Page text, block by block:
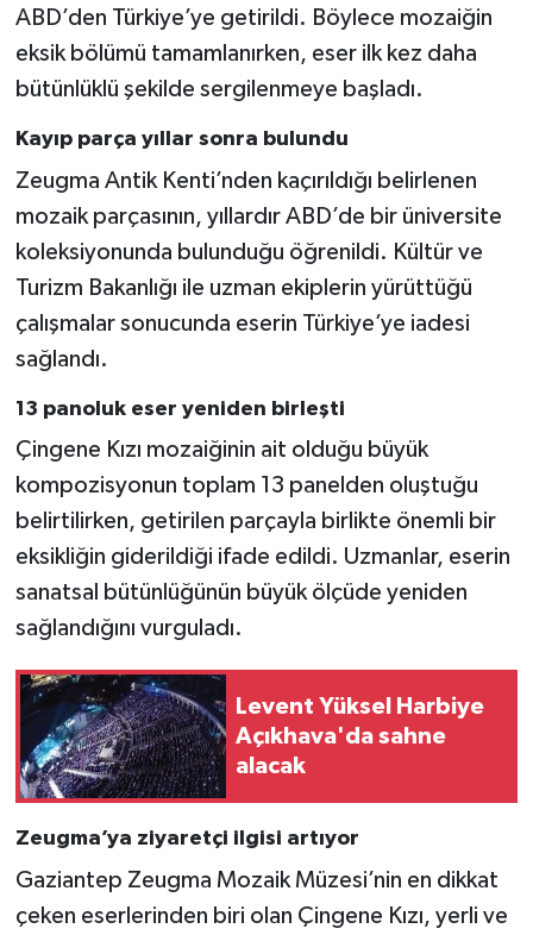
ABD’den Türkiye’ye getirildi. Böylece mozaiğin
eksik bölümü tamamlanırken, eser ilk kez daha
bütünlüklü şekilde sergilenmeye başladı.
Kayıp parça yıllar sonra bulundu
Zeugma Antik Kenti’nden kaçırıldığı belirlenen
mozaik parçasının, yıllardır ABD’de bir üniversite
koleksiyonunda bulunduğu öğrenildi. Kültür ve
Turizm Bakanlığı ile uzman ekiplerin yürüttüğü
çalışmalar sonucunda eserin Türkiye’ye iadesi
sağlandı.
13 panoluk eser yeniden birleşti
Çingene Kızı mozaiğinin ait olduğu büyük
kompozisyonun toplam 13 panelden oluştuğu
belirtilirken, getirilen parçayla birlikte önemli bir
eksikliğin giderildiği ifade edildi. Uzmanlar, eserin
sanatsal bütünlüğünün büyük ölçüde yeniden
sağlandığını vurguladı.
Levent Yüksel Harbiye
Açıkhava'da sahne
alacak
Zeugma’ya ziyaretçi ilgisi artıyor
Gaziantep Zeugma Mozaik Müzesi’nin en dikkat
çeken eserlerinden biri olan Çingene Kızı, yerli ve